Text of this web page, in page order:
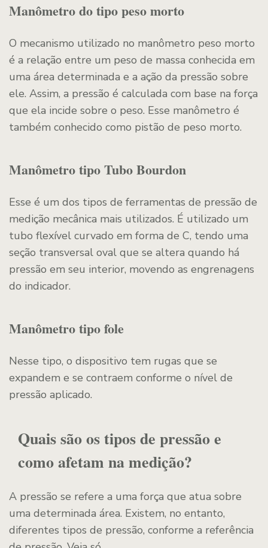
Manômetro do tipo peso morto
O mecanismo utilizado no manômetro peso morto
é a relação entre um peso de massa conhecida em
uma área determinada e a ação da pressão sobre
ele. Assim, a pressão é calculada com base na força
que ela incide sobre o peso. Esse manômetro é
também conhecido como pistão de peso morto.
Manômetro tipo Tubo Bourdon
Esse é um dos tipos de ferramentas de pressão de
medição mecânica mais utilizados. É utilizado um
tubo flexível curvado em forma de C, tendo uma
seção transversal oval que se altera quando há
pressão em seu interior, movendo as engrenagens
do indicador.
Manômetro tipo fole
Nesse tipo, o dispositivo tem rugas que se
expandem e se contraem conforme o nível de
pressão aplicado.
Quais são os tipos de pressão e
como afetam na medição?
A pressão se refere a uma força que atua sobre
uma determinada área. Existem, no entanto,
diferentes tipos de pressão, conforme a referência